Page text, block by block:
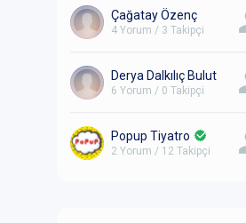
Çağatay Özenç
4 Yorum / 3 Takipçi
Derya Dalkılıç Bulut
6 Yorum / 0 Takipçi
Popup Tiyatro
2 Yorum / 12 Takipçi